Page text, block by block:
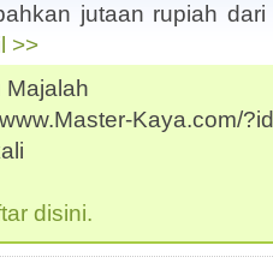
jutaan rupiah
>>
Majalah
Kaya.com/
disini.